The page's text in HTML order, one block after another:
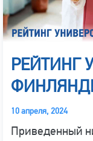
РЕЙТИНГ
10 апреля, 2024
Приведенный